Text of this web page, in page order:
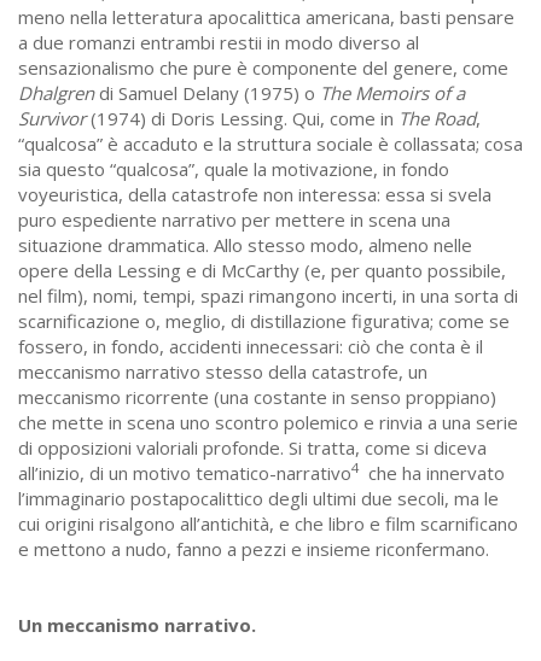
meno nella letteratura apocalittica americana, basti pensare
a due romanzi entrambi restii in modo diverso al
sensazionalismo che pure è componente del genere, come
Dhalgrendi Samuel Delany (1975) o The Memoirs of a
Survivor(1974) di Doris Lessing. Qui, come in The Road,
“qualcosa” è accaduto e la struttura sociale è collassata; cosa
sia questo “qualcosa”, quale la motivazione, in fondo
voyeuristica, della catastrofe non interessa: essa si svela
puro espediente narrativo per mettere in scena una
situazione drammatica. Allo stesso modo, almeno nelle
opere della Lessing e di McCarthy (e, per quanto possibile,
nel film), nomi, tempi, spazi rimangono incerti, in una sorta di
scarnificazione o, meglio, di distillazione figurativa; come se
fossero, in fondo, accidenti innecessari: ciò che conta è il
meccanismo narrativo stesso della catastrofe, un
meccanismo ricorrente (una costante in senso proppiano)
che mette in scena uno scontro polemico e rinvia a una serie
di opposizioni valoriali profonde. Si tratta, come si diceva
all’inizio, di un motivo tematico-narrativo4 che ha innervato
l’immaginario postapocalittico degli ultimi due secoli, ma le
cui origini risalgono all’antichità, e che libro e film scarnificano
e mettono a nudo, fanno a pezzi e insieme riconfermano.
Un meccanismo narrativo.